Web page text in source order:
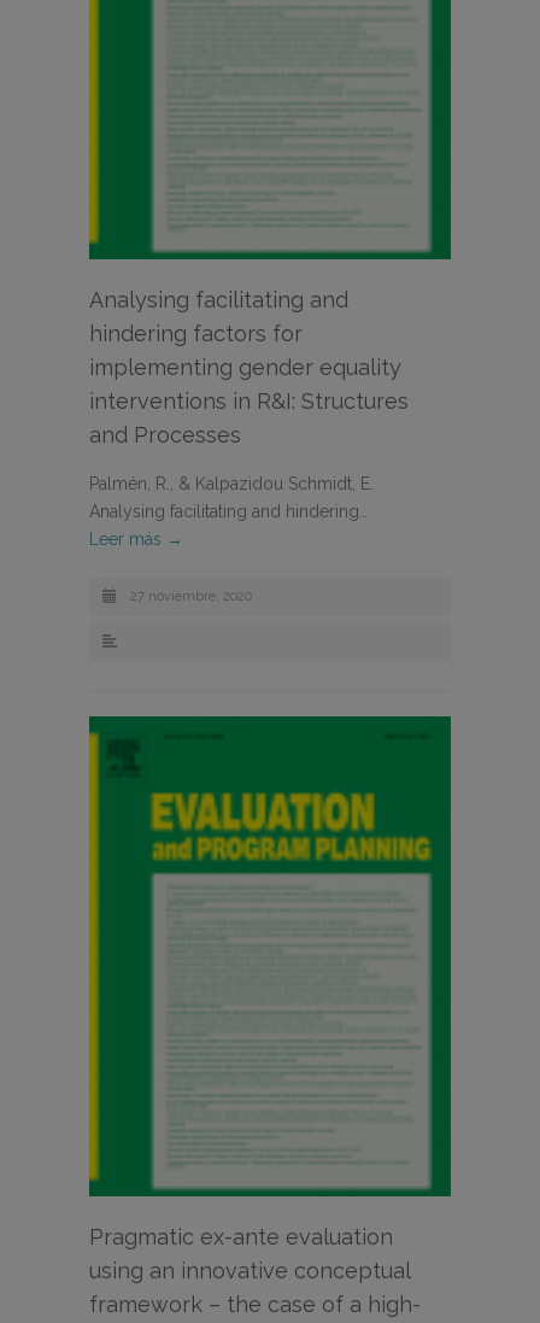
Analysing facilitating and
hindering factors for
implementing gender equality
interventions in R&I: Structures
and Processes
Palmén, R., & Kalpazidou Schmidt, E.
Analysing facilitating and hindering…
Leer más →
27 noviembre, 2020
Pragmatic ex-ante evaluation
using an innovative conceptual
framework – the case of a high-